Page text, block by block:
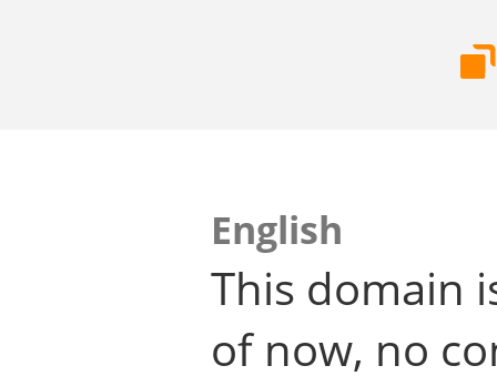
English
This domain
of now, no